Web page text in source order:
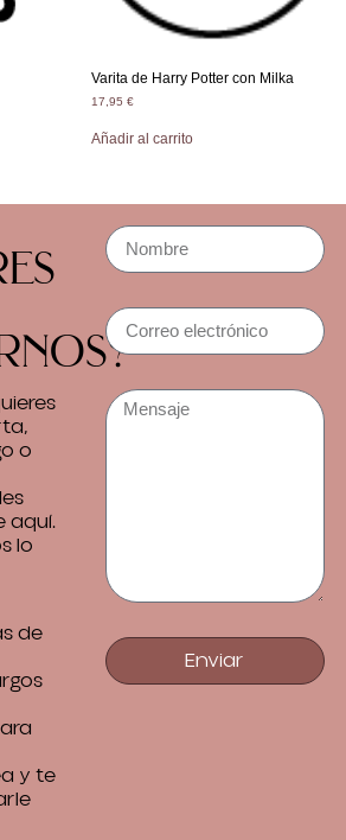
Varita de Harry Potter con Milka
17,95 €
Añadir al carrito
o
aquí.
lo
de
y te
Enviar